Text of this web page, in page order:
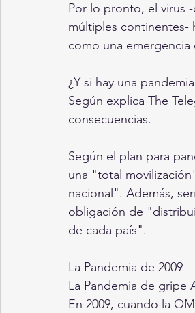
Por lo pronto, el virus
múltiples continentes-
como una emergencia
¿Y si hay una
Según explica The
consecuencias.
Según el plan para
una "total
nacional". Además,
obligación de
de cada país".
La Pandemia de 2009
La Pandemia de gripe
En 2009, cuando la